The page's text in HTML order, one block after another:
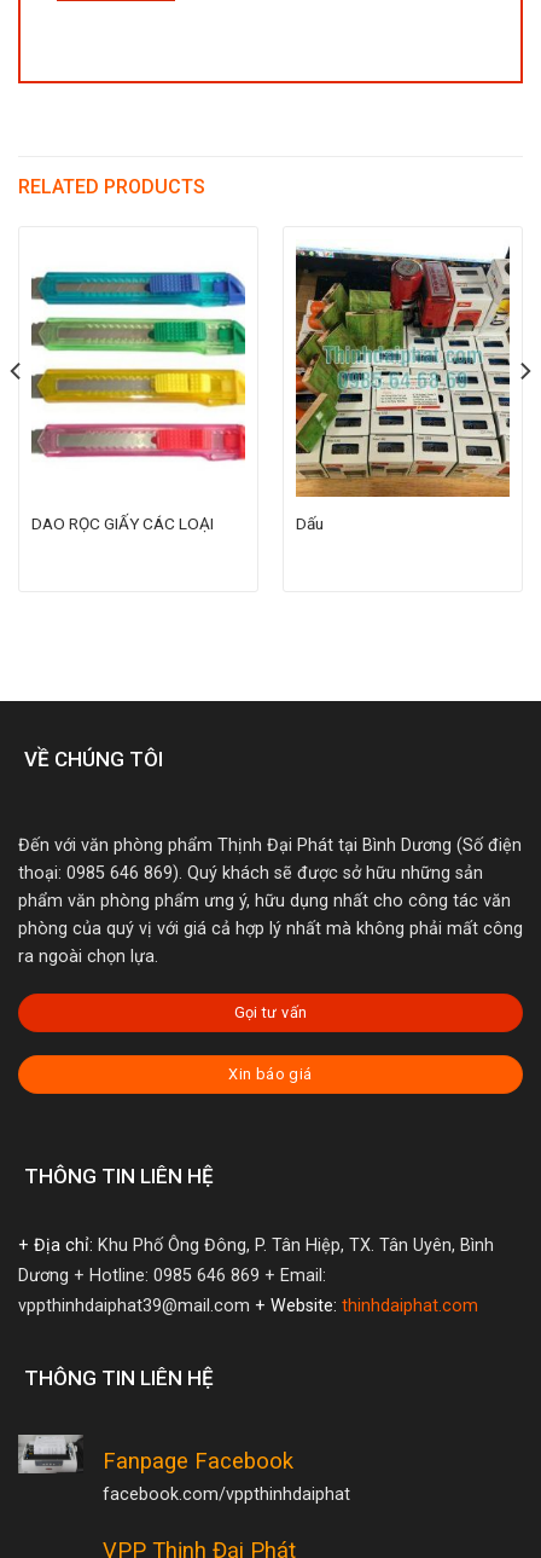
RELATED PRODUCTS
DAO RỌC GIẤY CÁC LOẠI Dấu
VỀ CHÚNG TÔI
Đến với văn phòng phẩm Thịnh Đại Phát tại Bình Dương (Số điện
thoại: 0985 646 869). Quý khách sẽ được sở hữu những sản
phẩm văn phòng phẩm ưng ý, hữu dụng nhất cho công tác văn
phòng của quý vị với giá cả hợp lý nhất mà không phải mất công
ra ngoài chọn lựa.
Gọi tư vấn
Xin báo giá
THÔNG TIN LIÊN HỆ
+ Địa chỉ: Khu Phố Ông Đông, P. Tân Hiệp, TX. Tân Uyên, Bình
Dương + Hotline: 0985 646 869 + Email:
vppthinhdaiphat39@mail.com + Website: thinhdaiphat.com
THÔNG TIN LIÊN HỆ
Fanpage Facebook
facebook.com/vppthinhdaiphat
VPP Thịnh Đại Phát